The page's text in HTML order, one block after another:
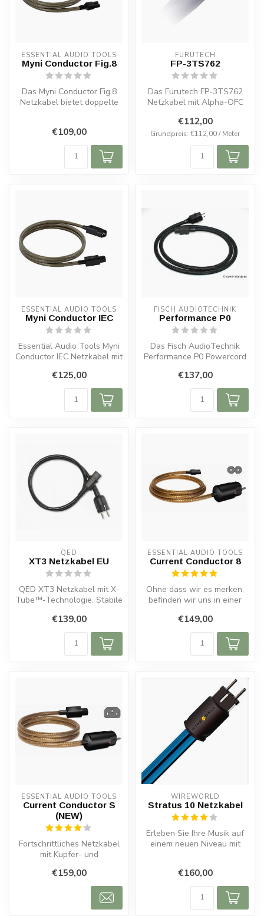
ESSENTIAL AUDIO TOOLS
Myni Conductor Fig.8
Das Myni Conductor Fig.8
Netzkabel bietet doppelte
€109,00
FURUTECH
FP-3TS762
Das Furutech FP-3TS762
Netzkabel mit Alpha-OFC
Ene...
€112,00
Grundpreis: €112,00 / Meter
ESSENTIAL AUDIO TOOLS
Myni Conductor IEC
Essential Audio Tools Myni
Conductor IEC Netzkabel mit
M...
€125,00
FISCH AUDIOTECHNIK
Performance P0
Das Fisch AudioTechnik
Performance P0 Powercord
das ...
€137,00
QED
XT3 Netzkabel EU
QED XT3 Netzkabel mit X-
Tube™-Technologie. Stabile
Dyna...
€139,00
ESSENTIAL AUDIO TOOLS
Current Conductor 8
Ohne dass wir es merken,
befinden wir uns in einer
Felder,...
€149,00
ESSENTIAL AUDIO TOOLS
Current Conductor S
(NEW)
Fortschrittliches Netzkabel
mit Kupfer- und
Weniger Störun...
€159,00
WIREWORLD
Stratus 10 Netzkabel
Erleben Sie Ihre Musik auf
einem neuen Niveau mit
€160,00